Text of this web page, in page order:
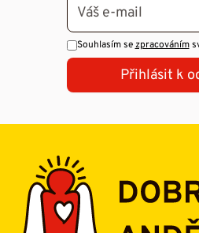
Souhlasím sezpracováním
Přihlásit k